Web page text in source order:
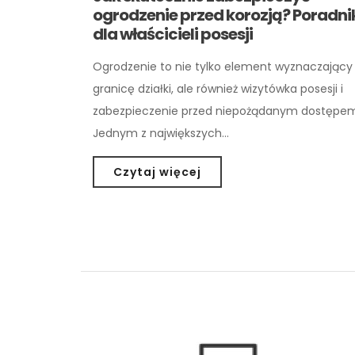
ogrodzenie przed korozją?
dla właścicieli posesji
Ogrodzenie to nie tylko element wyznaczający
granicę działki, ale również wizytówka posesji i
zabezpieczenie przed niepożądanym
Jednym z największych…
Czytaj więcej